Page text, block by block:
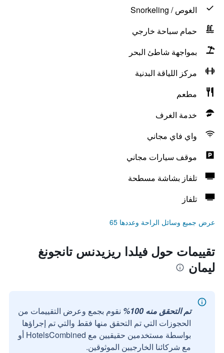
الغوص / Snorkeling
حمام سباحة خارجي
بمواجهة شاطئ البحر
مركز اللياقة البدنية
مطعم
خدمة الغرف
واي فاي مجاني
موقف سيارات مجاني
تلفاز بشاشة مسطحة
تلفاز
عرض جميع وسائل الراحة وعددها 65
تقييمات حول فيلدا ريزيدنس تانجونغ
ليمان
تم التحقق منه 100%
نقوم بجمع وعرض التقييمات من
الحجوزات التي تم التحقق منها فقط والتي تم إجراؤها
بواسطة مستخدمين حقيقيين مع HotelsCombined أو
مع شركائنا الخارجيين الموثوقين.